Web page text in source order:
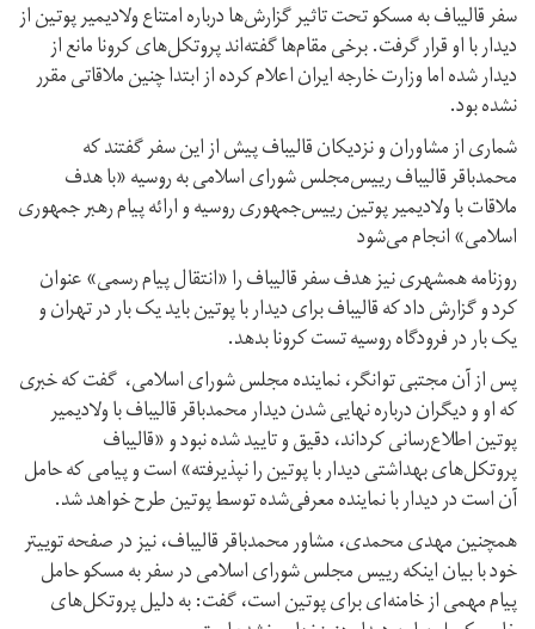
سفر قالیباف به مسکو تحت تاثیر گزارش‌ها درباره امتناع ولادیمیر پوتین از
دیدار با او قرار گرفت. برخی مقام‌ها گفته‌اند پروتکل‌های کرونا مانع از
دیدار شده اما وزارت خارجه ایران اعلام کرده از ابتدا چنین ملاقاتی مقرر
نشده بود.
شماری از مشاوران و نزدیکان قالیباف پیش از این سفر گفتند که
محمدباقر قالیباف رییس‌مجلس شورای اسلامی به روسیه «با هدف
ملاقات با ولادیمیر پوتین رییس‌جمهوری روسیه و ارائه پیام رهبر جمهوری
اسلامی» انجام می‌شود
روزنامه همشهری نیز هدف سفر قالیباف را «انتقال پیام رسمی» عنوان
کرد و گزارش داد که قالیباف برای دیدار با پوتین باید یک بار در تهران و
یک بار در فرودگاه روسیه تست کرونا بدهد.
پس از آن مجتبی توانگر، نماینده مجلس شورای اسلامی، گفت که خبری
که او و دیگران درباره نهایی شدن دیدار محمدباقر قالیباف با ولادیمیر
پوتین اطلاع‌رسانی کرد‌اند، دقیق و تایید شده نبود و «قالیباف
پروتکل‌های بهداشتی دیدار با پوتین را نپذیرفته» است و پیامی که حامل
آن است در دیدار با نماینده معرفی‌شده توسط پوتین طرح خواهد شد.
همچنین مهدی محمدی، مشاور محمدباقر قالیباف، نیز در صفحه توییتر
خود با بیان اینکه رییس مجلس شورای اسلامی در سفر به مسکو حامل
پیام مهمی از خامنه‌ای برای پوتین است، گفت: به دلیل پروتکل‌های